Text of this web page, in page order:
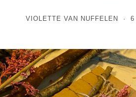
VIOLETTE VAN NUFFELEN 6